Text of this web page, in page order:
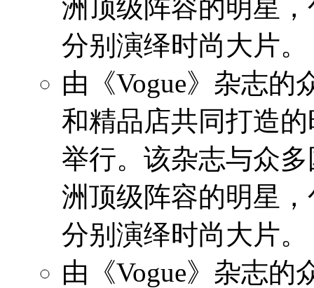
洲顶级阵容的明星
分别演绎时尚大片。
由《Vogue》杂志的
和精品店共同打造
举行。该杂志与众
洲顶级阵容的明星
分别演绎时尚大片。
由《Vogue》杂志的